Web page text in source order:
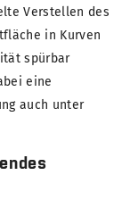
Verstellen des
in Kurven
spürbar
eine
auch unter